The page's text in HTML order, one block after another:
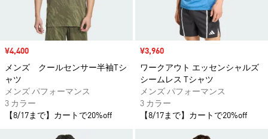
セール価格
¥4,400
メンズ クールセンサー半袖Tシ
ャツ
メンズ パフォーマンス
3 カラー
【8/17まで】カートで20%off
セール価格
¥3,960
ワークアウト エッセンシャルズ
シームレス Tシャツ
メンズ パフォーマンス
3 カラー
【8/17まで】カートで20%off